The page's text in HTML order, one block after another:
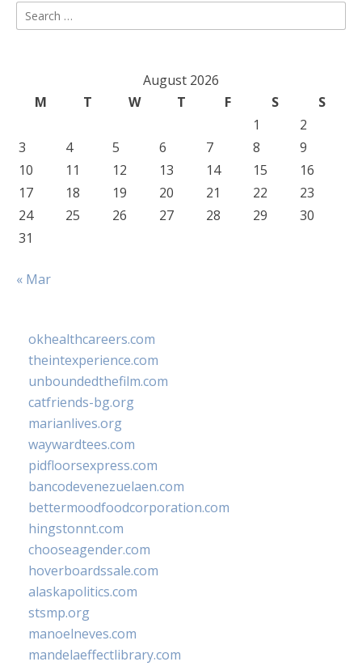
Search
for:
August 2026
M
T W T F S
S
1
2
3
4 5 6 7 8
9
10
11 12 13 14 15
16
17
18 19 20 21 22
23
24
25 26 27 28 29
30
31
« Mar
okhealthcareers.com
theintexperience.com
unboundedthefilm.com
catfriends-bg.org
marianlives.org
waywardtees.com
pidfloorsexpress.com
bancodevenezuelaen.com
bettermoodfoodcorporation.com
hingstonnt.com
chooseagender.com
hoverboardssale.com
alaskapolitics.com
stsmp.org
manoelneves.com
mandelaeffectlibrary.com